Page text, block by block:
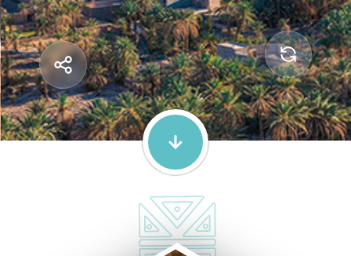
GUELMIM-OUED NOUN
Terre de richesses, carrefour